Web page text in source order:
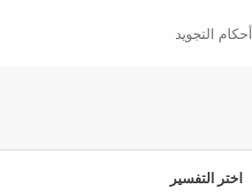
أحكام التجويد
اختر التفسير